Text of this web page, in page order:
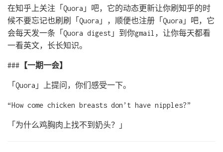
在知乎上关注「Quora」吧，它的动态更新让你刷知乎的时
候不要忘记也刷刷「Quora」，顺便也注册「Quora」吧，它
会每天发一条「Quora digest」到你gmail，让你每天都看
一看英文，长长知识。
### 【一期一会】
「Quora」上提问，你们感受一下。
“How come chicken breasts don’t have nipples?”
「为什么鸡胸肉上找不到奶头？」